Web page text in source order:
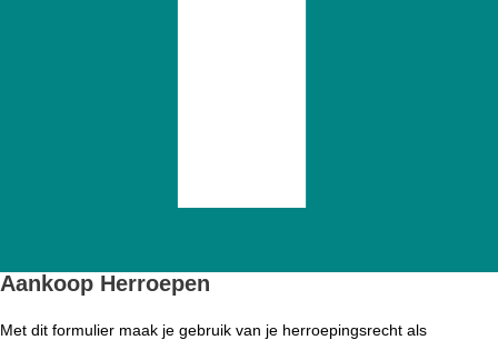
Aankoop Herroepen
Met dit formulier maak je gebruik van je herroepingsrecht als